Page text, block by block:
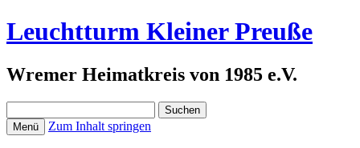
Leuchtturm Kleiner Preuße
Wremer Heimatkreis von 1985 e.V.
nach:
Menü Zum Inhalt springen